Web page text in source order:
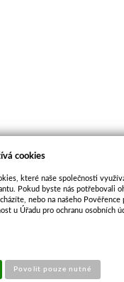
cookies
které naše společnosti
Pokud byste nás potřebovali
nebo na našeho
u Úřadu pro ochranu osobních
Povolit pouze nutné